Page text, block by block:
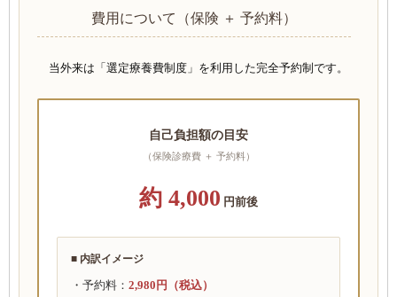
費用について（保険 ＋ 予約料）
当外来は「選定療養費制度」を利用した完全予約制です。
自己負担額の目安
（保険診療費 ＋ 予約料）
約 4,000 円前後
■ 内訳イメージ
・予約料： 2,980円（税込）